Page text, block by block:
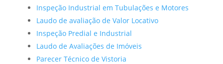
Inspeção Industrial em Tubulações e Motores
Laudo de avaliação de Valor Locativo
Inspeção Predial e Industrial
Laudo de Avaliações de Imóveis
Parecer Técnico de Vistoria